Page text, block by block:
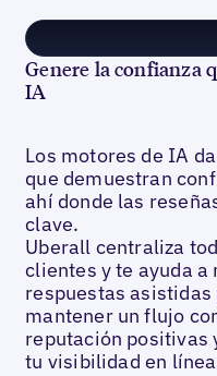
Genere la confianza
IA
Los motores de IA
que demuestran
ahí donde las
clave.
Uberall centraliza
clientes y te ayuda a
respuestas asistidas
mantener un flujo
reputación positivas
tu visibilidad en